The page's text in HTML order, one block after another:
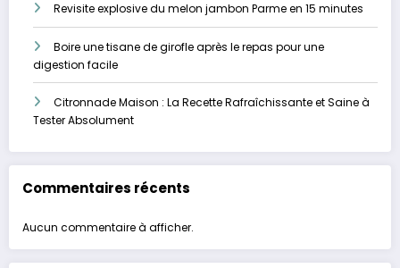
Revisite explosive du melon jambon Parme en 15 minutes
Boire une tisane de girofle après le repas pour une
digestion facile
Citronnade Maison : La Recette Rafraîchissante et Saine à
Tester Absolument
Commentaires récents
Aucun commentaire à afficher.